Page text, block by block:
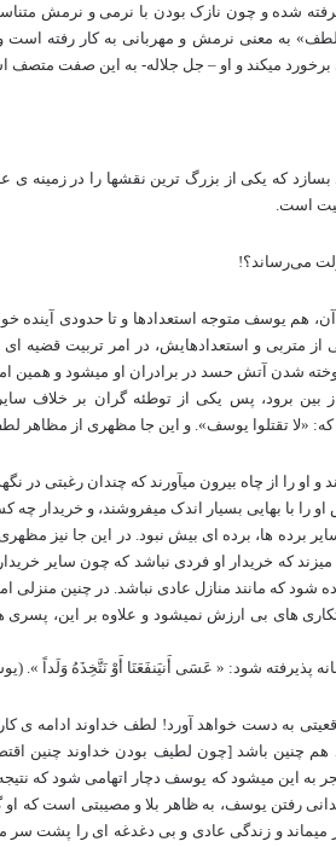
شده و چون نازک بودن با نرمی و نرمش
به معنی نرمش و مهربانی به کار رفته است
برخورد می­کند و او – جل جلاله- به این صفت متصف
که یکی از بزرگ ترین نقش­ها را در زمینه ی
است.
می‌رساند؟!
آن، هم یوسف متوجه استعدادها و تا حدودی
متربی و استعدادهایش، در امر تربیت قضیه
شدن آتش حسد در برادران او می­شود و همین
بین برود، پس یکی از توطئه گران بر خلاف
«لا تقتلوا یوسف». و این جا مظهری از مظاهر
و او را از چاه بیرون می­آورند که چندان رغبتی در
او را با بهایی بسیار اندک می­فروشند، و خریدار
برده ها، برده ای بیش نبود. در این جا نیز
که خریدار او فردی نباشد که چون سایر
شود که مانند منازل عادی نباشد. در چنین
های بی ارزش نمی­شود و علاوه بر این، پسری
پذیرفته شود: « عَسَى أَنیَنفَعَنَا أَوْ نَتَّخِذَهُ وَلَداً ».
به دست خواهد آورد! لطف خداوند ادامه ی کار
هم چنین باشد [چون لطیف بودن خداوند چنین
به این می­شود که یوسف دچار اتهامی شود که
رفتن یوسف، به ظاهر بلا و مصیبتی است که
و زندگی عادی و بی دغدغه ای را پشت سر